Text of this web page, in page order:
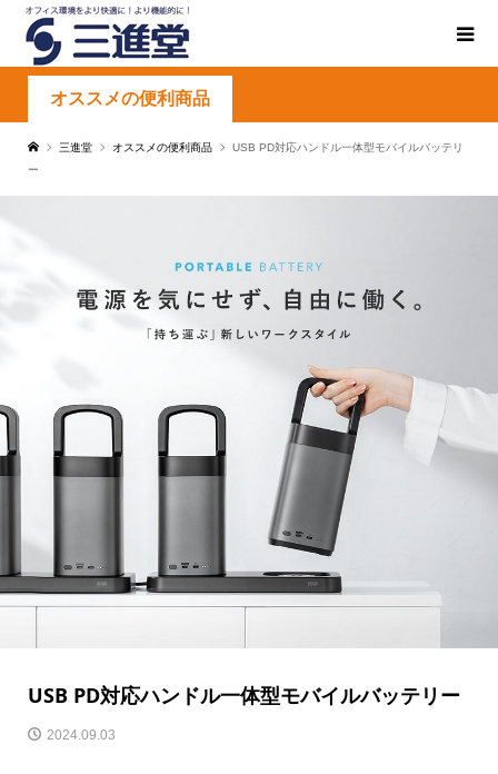
オススメの便利商品
三進堂 オススメの便利商品
USB PD対応ハンドル一体型モバイルバッテリ
ー
USB PD対応ハンドル一体型モバイルバッテリー
2024.09.03